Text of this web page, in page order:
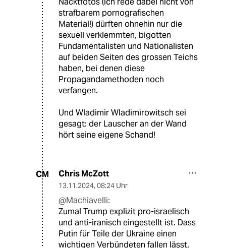
strafbarem pornografischen
Material!) dürften ohnehin nur die
sexuell verklemmten, bigotten
Fundamentalisten und Nationalisten
auf beiden Seiten des grossen Teichs
haben, bei denen diese
Propagandamethoden noch
verfangen.
Und Wladimir Wladimirowitsch sei
gesagt: der Lauscher an der Wand
hört seine eigene Schand!
CM Chris McZott
13.11.2024, 08:24 Uhr
@Machiavelli:
Zumal Trump explizit pro-israelisch
und anti-iranisch eingestellt ist. Dass
Putin für Teile der Ukraine einen
wichtigen Verbündeten fallen lässt,